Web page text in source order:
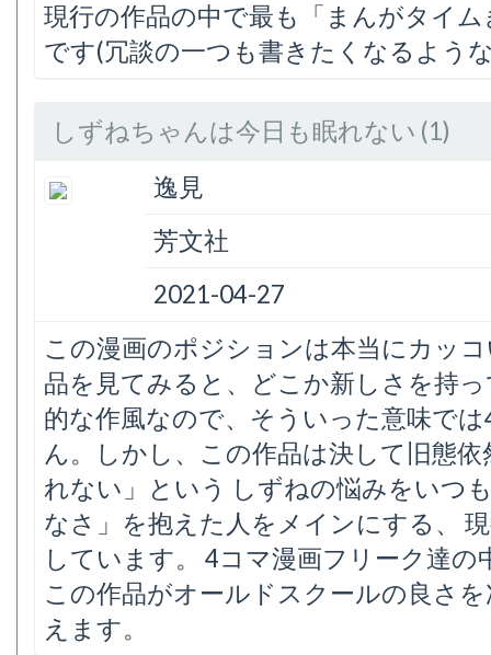
現行の作品の中で最も「まんがタイ
です(冗談の一つも書きたくなるよう
しずねちゃんは今日も眠れない (1)
逸見
芳文社
2021-04-27
この漫画のポジションは本当にカッ
品を見てみると、どこか新しさを持
的な作風なので、そういった意味で
ん。しかし、この作品は決して旧態
れない」という しずねの悩みをいつ
なさ」を抱えた人をメインにする、
しています。 4コマ漫画フリーク達
この作品がオールドスクールの良さ
えます。